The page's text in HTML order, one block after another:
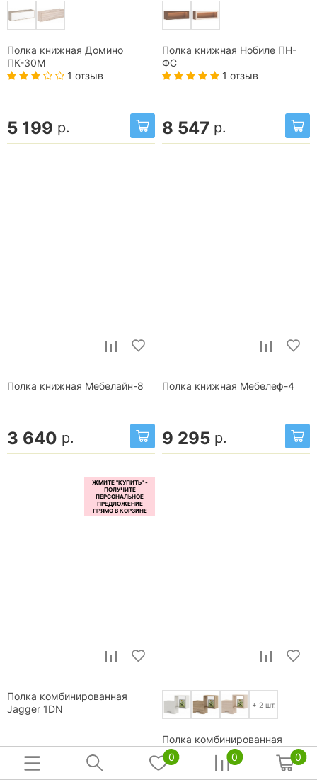
Полка книжная Домино
ПК-30М
1 отзыв
5 199 р.
Полка книжная Нобиле ПН-
ФС
1 отзыв
8 547 р.
Полка книжная Мебелайн-8
3 640 р.
Полка книжная Мебелеф-4
9 295 р.
Полка комбинированная
Jagger 1DN
+ 2 шт.
Полка комбинированная
Флэш-18
3 отзыва
0 0 0